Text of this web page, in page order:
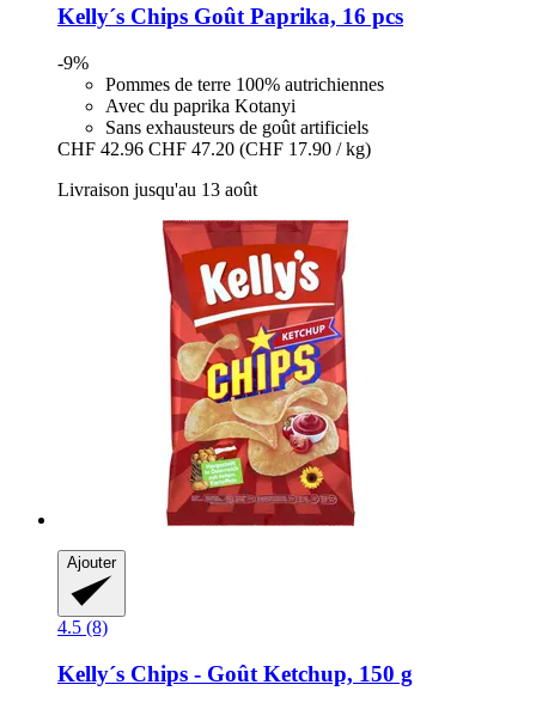
Kelly´s Chips Goût Paprika, 16 pcs
-9%
Pommes de terre 100% autrichiennes
Avec du paprika Kotanyi
Sans exhausteurs de goût artificiels
CHF 42.96 CHF 47.20 (CHF 17.90 / kg)
Livraison jusqu'au 13 août
Ajouter
4.5 (8)
Kelly´s Chips -​ Goût Ketchup, 150 g